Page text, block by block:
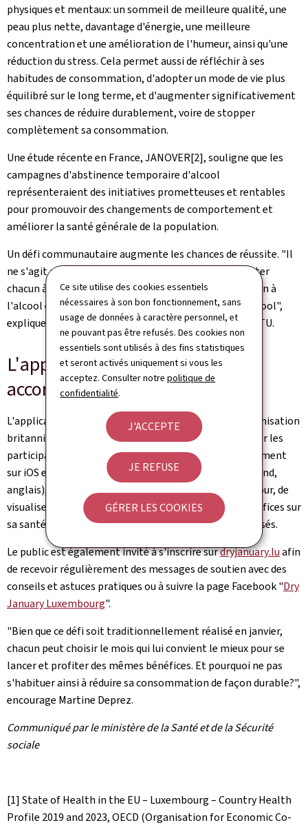
Ce site utilise des cookies essentiels
nécessaires à son bon fonctionnement, sans
usage de données à caractère personnel, et
ne pouvant pas être refusés. Des cookies non
essentiels sont utilisés à des fins statistiques
et seront activés uniquement si vous les
acceptez. Consulter notrepolitique de
confidentialité.
J'ACCEPTE
JE REFUSE
GÉRER LES COOKIES
physiques et mentaux: un sommeil de meilleure qualité, une
peau plus nette, davantage d'énergie, une meilleure
concentration et une amélioration de l'humeur, ainsi qu'une
réduction du stress. Cela permet aussi de réfléchir à ses
habitudes de consommation, d'adopter un mode de vie plus
équilibré sur le long terme, et d'augmenter significativement
ses chances de réduire durablement, voire de stopper
complètement sa consommation.
Une étude récente en France,JANOVER[2], souligne que les
campagnes d'abstinence temporaire d'alcool
représenteraient des initiatives prometteuses et rentables
pour promouvoir des changements de comportement et
améliorer la santé générale de la population.
Un défi communautaire augmente les chances de réussite. "Il
ne s'agit pas d'interdire ou de culpabiliser, mais d'inviter
chacun à une véritable remise en question de sa relation à
l'alcool et de découvrir les bienfaits d'un mois sans alcool",
explique Dr Claude Besenius, chargée de direction du CTU.
L'applicationTry Dry® pour
accompagner le défi
L'application officielle Try Dry®, développée par l'organisation
britannique
Alcohol Change UK
, a été conçue pour aider les
participants tout au long du mois. Disponible gratuitement
sur iOS et Android et en trois langues (français, allemand,
anglais), elle permet de suivre ses progrès jour après jour, de
visualiser les économies réalisées, de mesurer les bénéfices sur
sa santé, et d'obtenir des encouragements personnalisés.
Le public est également invité à s'inscrire surdryjanuary.luafin
de recevoir régulièrement des messages de soutien avec des
conseils et astuces pratiques ou à suivre la page Facebook "Dry
January Luxembourg".
"Bien que ce défi soit traditionnellement réalisé en janvier,
chacun peut choisir le mois qui lui convient le mieux pour se
lancer et profiter des mêmes bénéfices. Et pourquoi ne pas
s'habituer ainsi à réduire sa consommation de façon durable?",
encourage Martine Deprez.
Communiqué par le ministère de la Santé et de la Sécurité
sociale
[1]State of Health in the EU – Luxembourg – Country Health
Profile 2019 and 2023, OECD (Organisation for Economic Co-